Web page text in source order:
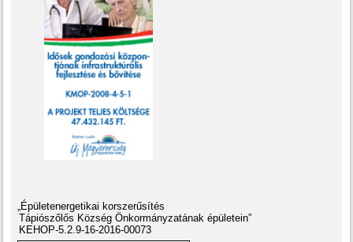
„Épületenergetikai korszerűsítés
Tápiószőlős Község Önkormányzatának épületein”
KEHOP-5.2.9-16-2016-00073